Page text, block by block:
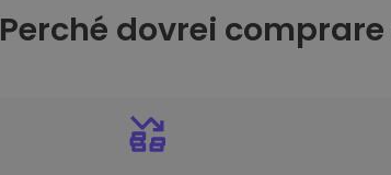
Perché dovrei comprare